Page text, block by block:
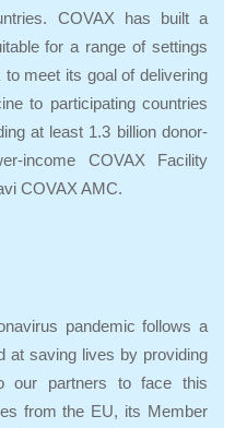
COVAX has built a
for a range of settings
meet its goal of delivering
to participating countries
at least 1.3 billion donor-
income COVAX Facility
COVAX AMC.
pandemic follows a
at saving lives by providing
our partners to face this
from the EU, its Member